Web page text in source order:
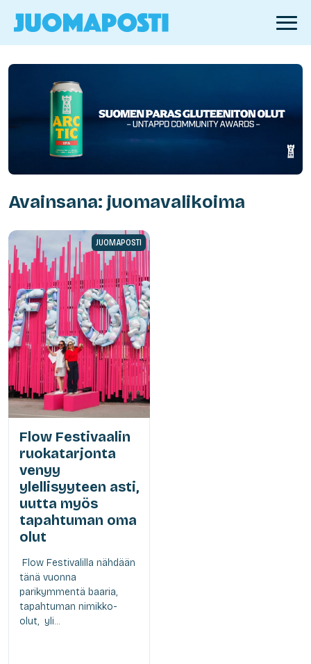
Avainsana: juomavalikoima
JUOMAPOSTI
Flow Festivaalin
ruokatarjonta
venyy
ylellisyyteen asti,
uutta myös
tapahtuman oma
olut
Flow Festivalilla nähdään
tänä vuonna
parikymmentä baaria,
tapahtuman nimikko-
olut, yli...